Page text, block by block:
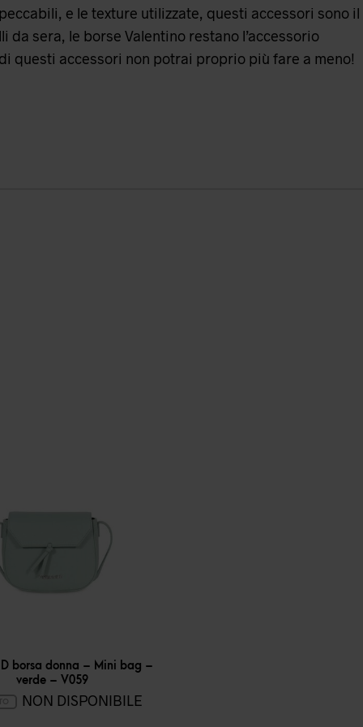
e le texture utilizzate, questi accessori sono il
sera, le borse Valentino restano l’accessorio
questi accessori non potrai proprio più fare a meno!
borsa donna – Mini bag –
verde – V059
NON DISPONIBILE